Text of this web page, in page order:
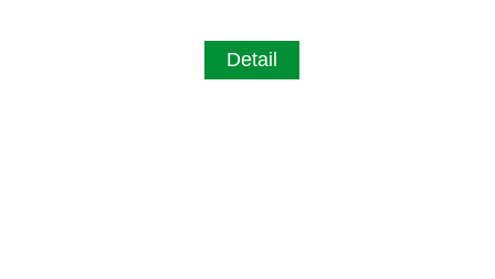
Detail